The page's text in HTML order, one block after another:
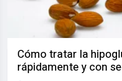
Cómo tratar la
rápidamente y con